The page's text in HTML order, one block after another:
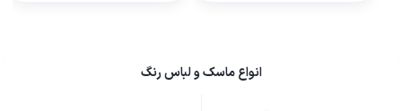
انواع ماسک و لباس رنگ